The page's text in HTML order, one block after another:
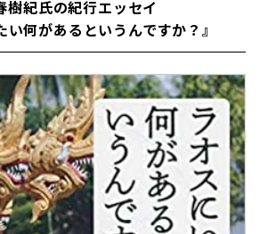
樹紀氏の紀行エッセイ
い何があるというんですか？』